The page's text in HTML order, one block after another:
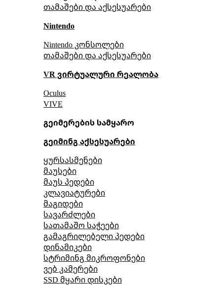
თამაშები და აქსესუარები
Nintendo
Nintendo კონსოლები
თამაშები და აქსესუარები
VR ვირტუალური რეალობა
Oculus
VIVE
გეიმერების სამყარო
გეიმინგ აქსესუარები
ყურსასმენები
მაუსები
მაუს პედები
კლავიატურები
მაგიდები
სავარძლები
სათამაშო საჭეები
გამაგრილებელი პედები
დინამიკები
სტრიმინგ მიკროფონები
ვებ კამერები
SSD მყარი დისკები